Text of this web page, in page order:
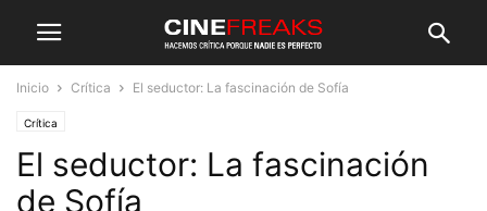
Inicio Crítica El seductor: La fascinación de Sofía
Crítica
El seductor: La fascinación
de Sofía